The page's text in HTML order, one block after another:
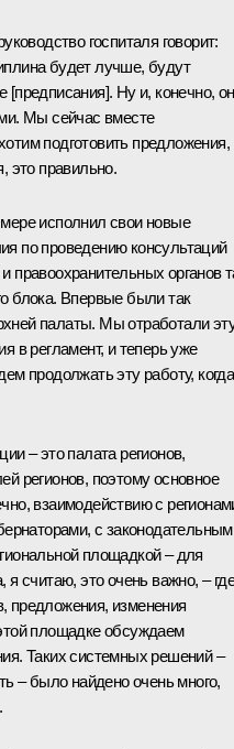
госпиталя говорит:
будет лучше, будут
[предписания]. Ну и, конечно,
Мы сейчас вместе
подготовить предложения,
это правильно.
исполнил свои новые
по проведению консультаций
правоохранительных органов
блока. Впервые были так
палаты. Мы отработали
в регламент, и теперь уже
продолжать эту работу, когда
– это палата регионов,
регионов, поэтому основное
взаимодействию с
с
площадкой – для
я считаю, это очень важно, – где
предложения, изменения
площадке обсуждаем
Таких системных решений –
– было найдено очень много,